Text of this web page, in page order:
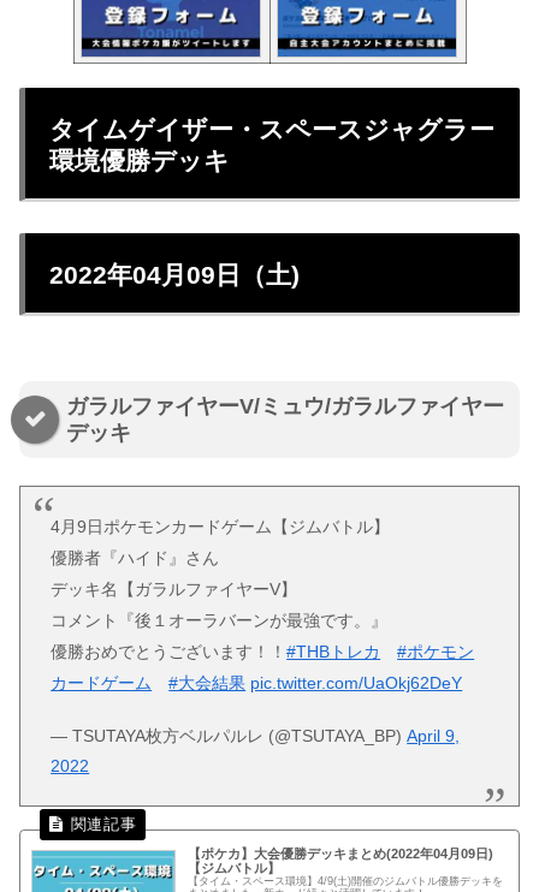
タイムゲイザー・スペースジャグラー
環境優勝デッキ
2022年04月09日（土)
ガラルファイヤーV/ミュウ/ガラルファイヤー
デッキ
4月9日ポケモンカードゲーム【ジムバトル】
優勝者『ハイド』さん
デッキ名【ガラルファイヤーV】
コメント『後１オーラバーンが最強です。』
優勝おめでとうございます！！#THBトレカ
#ポケモン
カードゲーム
#大会結果 pic.twitter.com/UaOkj62DeY
— TSUTAYA枚方ベルパルレ (@TSUTAYA_BP)April 9,
2022
【ポケカ】大会優勝デッキまとめ(2022年04月09日)
【ジムバトル】
【タイム・スペース環境】4/9(土)開催のジムバトル優勝デッキを